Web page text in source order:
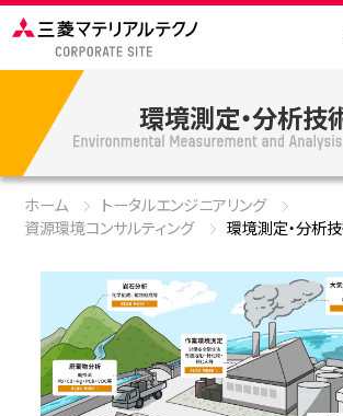
トータルエンジニアリング
Brand Story
企業情報
サステナビリティ
環境測定・分析技
ホーム
トータルエンジニアリング
資源環境コンサルティング
環境測定・分析